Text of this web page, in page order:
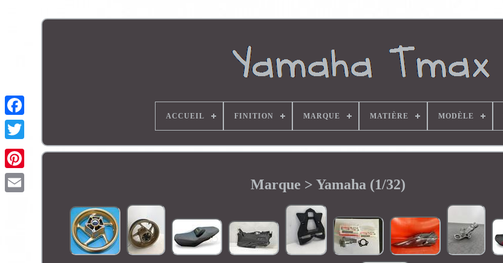
ACCUEIL FINITION MARQUE MATIÈRE MODÈLE
Marque > Yamaha (1/32)